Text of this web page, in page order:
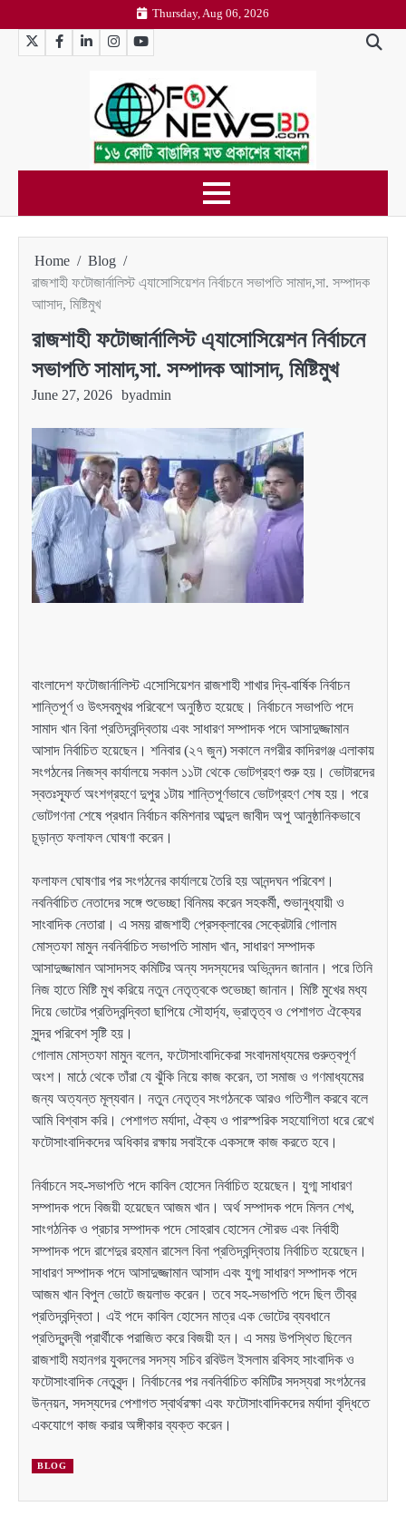
to
content
Thursday, Aug 06, 2026
TwitterFacebookLinkedInInstagramYouTube
Home
Blog
রাজশাহী ফটোজার্নালিস্ট এ্যাসোসিয়েশন নির্বাচনে সভাপতি সামাদ,সা. সম্পাদক
আাসাদ, মিষ্টিমুখ
রাজশাহী ফটোজার্নালিস্ট এ্যাসোসিয়েশন নির্বাচনে
সভাপতি সামাদ,সা. সম্পাদক আাসাদ, মিষ্টিমুখ
June 27, 2026 byadmin
বাংলাদেশ ফটোজার্নালিস্ট এসোসিয়েশন রাজশাহী শাখার দ্বি-বার্ষিক নির্বাচন
শান্তিপূর্ণ ও উৎসবমুখর পরিবেশে অনুষ্ঠিত হয়েছে। নির্বাচনে সভাপতি পদে
সামাদ খান বিনা প্রতিদ্বন্দ্বিতায় এবং সাধারণ সম্পাদক পদে আসাদুজ্জামান
আসাদ নির্বাচিত হয়েছেন। শনিবার (২৭ জুন) সকালে নগরীর কাদিরগঞ্জ এলাকায়
সংগঠনের নিজস্ব কার্যালয়ে সকাল ১১টা থেকে ভোটগ্রহণ শুরু হয়। ভোটারদের
স্বতঃস্ফূর্ত অংশগ্রহণে দুপুর ১টায় শান্তিপূর্ণভাবে ভোটগ্রহণ শেষ হয়। পরে
ভোটগণনা শেষে প্রধান নির্বাচন কমিশনার আব্দুল জাবীদ অপু আনুষ্ঠানিকভাবে
চূড়ান্ত ফলাফল ঘোষণা করেন।
ফলাফল ঘোষণার পর সংগঠনের কার্যালয়ে তৈরি হয় আনন্দঘন পরিবেশ।
নবনির্বাচিত নেতাদের সঙ্গে শুভেচ্ছা বিনিময় করেন সহকর্মী, শুভানুধ্যায়ী ও
সাংবাদিক নেতারা। এ সময় রাজশাহী প্রেসক্লাবের সেক্রেটারি গোলাম
মোস্তফা মামুন নবনির্বাচিত সভাপতি সামাদ খান, সাধারণ সম্পাদক
আসাদুজ্জামান আসাদসহ কমিটির অন্য সদস্যদের অভিনন্দন জানান। পরে তিনি
নিজ হাতে মিষ্টি মুখ করিয়ে নতুন নেতৃত্বকে শুভেচ্ছা জানান। মিষ্টি মুখের মধ্য
দিয়ে ভোটের প্রতিদ্বন্দ্বিতা ছাপিয়ে সৌহার্দ্য, ভ্রাতৃত্ব ও পেশাগত ঐক্যের
সুন্দর পরিবেশ সৃষ্টি হয়।
গোলাম মোস্তফা মামুন বলেন, ফটোসাংবাদিকেরা সংবাদমাধ্যমের গুরুত্বপূর্ণ
অংশ। মাঠে থেকে তাঁরা যে ঝুঁকি নিয়ে কাজ করেন, তা সমাজ ও গণমাধ্যমের
জন্য অত্যন্ত মূল্যবান। নতুন নেতৃত্ব সংগঠনকে আরও গতিশীল করবে বলে
আমি বিশ্বাস করি। পেশাগত মর্যাদা, ঐক্য ও পারস্পরিক সহযোগিতা ধরে রেখে
ফটোসাংবাদিকদের অধিকার রক্ষায় সবাইকে একসঙ্গে কাজ করতে হবে।
নির্বাচনে সহ-সভাপতি পদে কাবিল হোসেন নির্বাচিত হয়েছেন। যুগ্ম সাধারণ
সম্পাদক পদে বিজয়ী হয়েছেন আজম খান। অর্থ সম্পাদক পদে মিলন শেখ,
সাংগঠনিক ও প্রচার সম্পাদক পদে সোহরাব হোসেন সৌরভ এবং নির্বাহী
সম্পাদক পদে রাশেদুর রহমান রাসেল বিনা প্রতিদ্বন্দ্বিতায় নির্বাচিত হয়েছেন।
সাধারণ সম্পাদক পদে আসাদুজ্জামান আসাদ এবং যুগ্ম সাধারণ সম্পাদক পদে
আজম খান বিপুল ভোটে জয়লাভ করেন। তবে সহ-সভাপতি পদে ছিল তীব্র
প্রতিদ্বন্দ্বিতা। এই পদে কাবিল হোসেন মাত্র এক ভোটের ব্যবধানে
প্রতিদ্বন্দ্বী প্রার্থীকে পরাজিত করে বিজয়ী হন। এ সময় উপস্থিত ছিলেন
রাজশাহী মহানগর যুবদলের সদস্য সচিব রবিউল ইসলাম রবিসহ সাংবাদিক ও
ফটোসাংবাদিক নেতৃবৃন্দ। নির্বাচনের পর নবনির্বাচিত কমিটির সদস্যরা সংগঠনের
উন্নয়ন, সদস্যদের পেশাগত স্বার্থরক্ষা এবং ফটোসাংবাদিকদের মর্যাদা বৃদ্ধিতে
একযোগে কাজ করার অঙ্গীকার ব্যক্ত করেন।
BLOG